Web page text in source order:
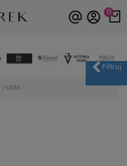
0
USTA